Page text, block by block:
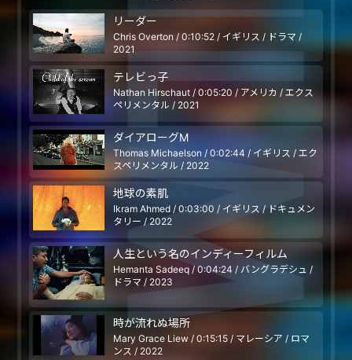
リーダー
Chris Overton / 0:10:52 / イギリス / ドラマ /
2021
テレビっ子
Nathan Hirschaut / 0:05:20 / アメリカ / エクス
ペリメンタル / 2021
ダイアローグM
Thomas Michaelson / 0:02:44 / イギリス / エク
スペリメンタル / 2022
地球の素肌
Ikram Ahmed / 0:03:00 / イギリス / ドキュメン
タリー / 2022
人生という名のインディーフィルム
Hemanta Sadeeq / 0:04:24 / バングラデシュ /
ドラマ / 2023
時が流れぬ場所
Mary Grace Liew / 0:15:15 / マレーシア / ロマ
ンス / 2022